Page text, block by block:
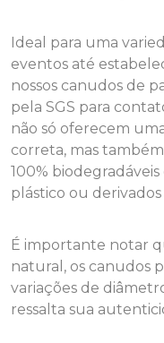
Ideal para uma
eventos até
nossos canudos de
pela SGS para
não só oferecem
correta, mas
100%
plástico ou
É importante notar
natural, os canudos
variações de
ressalta sua